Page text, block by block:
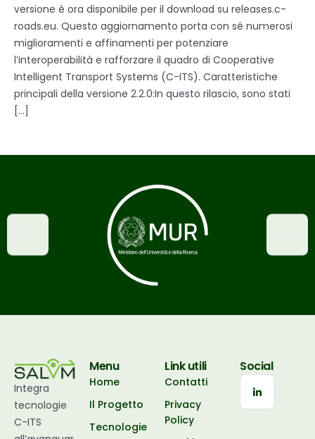
versione è ora disponibile per il download su releases.c-
roads.eu. Questo aggiornamento porta con sé numerosi
miglioramenti e affinamenti per potenziare
l’interoperabilità e rafforzare il quadro di Cooperative
Intelligent Transport Systems (C-ITS). Caratteristiche
principali della versione 2.2.0:In questo rilascio, sono stati
[…]
Integra
tecnologie
C-ITS
Menu
Home
Il Progetto
Tecnologie
Link utili
Contatti
Privacy
Policy
Social